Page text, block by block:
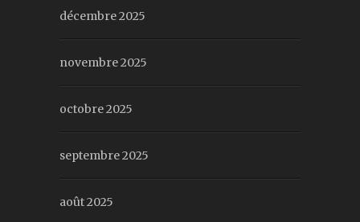
décembre 2025
novembre 2025
octobre 2025
septembre 2025
août 2025